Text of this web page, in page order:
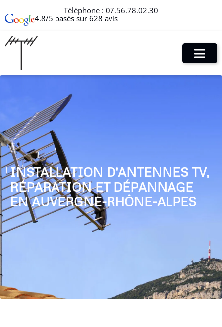
Téléphone : 07.56.78.02.30
4.8/5 basés sur 628 avis
INSTALLATION D'ANTENNES TV,
RÉPARATION ET DÉPANNAGE
EN AUVERGNE-RHÔNE-ALPES